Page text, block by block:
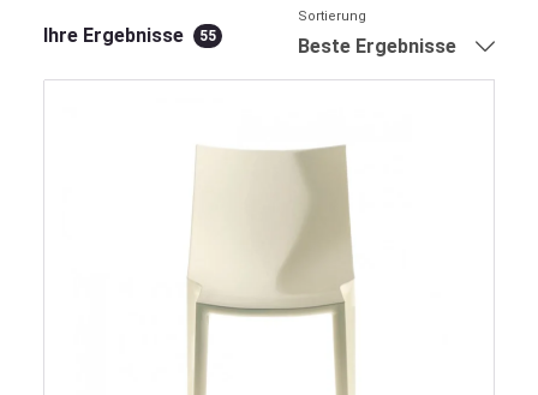
Ihre Ergebnisse 55
Sortierung
Beste Ergebnisse